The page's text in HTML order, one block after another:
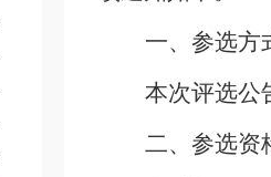
一、参选方
本次评选公
二、参选资